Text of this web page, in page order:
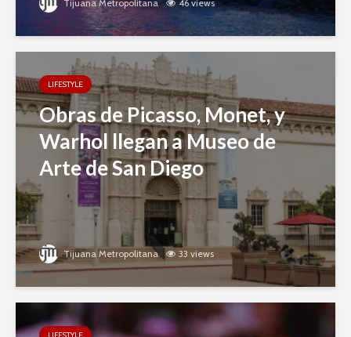
Tijuana Metropolitana 46 views
LIFESTYLE
Obras de Picasso, Monet, y
Warhol llegan a Museo de
Arte de San Diego
Tijuana Metropolitana 33 views
LIFESTYLE